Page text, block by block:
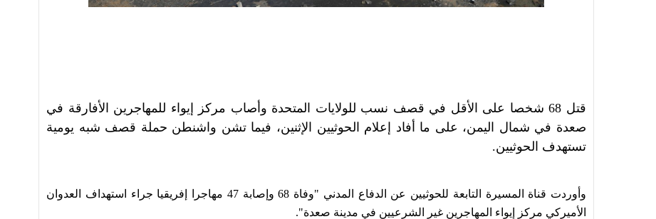
ق
تل 68 شخصا على الأقل في قصف نسب للولايات المتحدة وأصاب مركز إيواء للمهاجرين الأفارقة في
صعدة في شمال اليمن، على ما أفاد إعلام الحوثيين الإثنين، فيما تشن واشنطن حملة قصف شبه يومية
تستهدف الحوثيين.
وأوردت قناة المسيرة التابعة للحوثيين عن الدفاع المدني "وفاة 68 وإصابة 47 مهاجرا إفريقيا جراء استهداف العدوان
الأميركي مركز إيواء المهاجرين غير الشرعيين في مدينة صعدة".